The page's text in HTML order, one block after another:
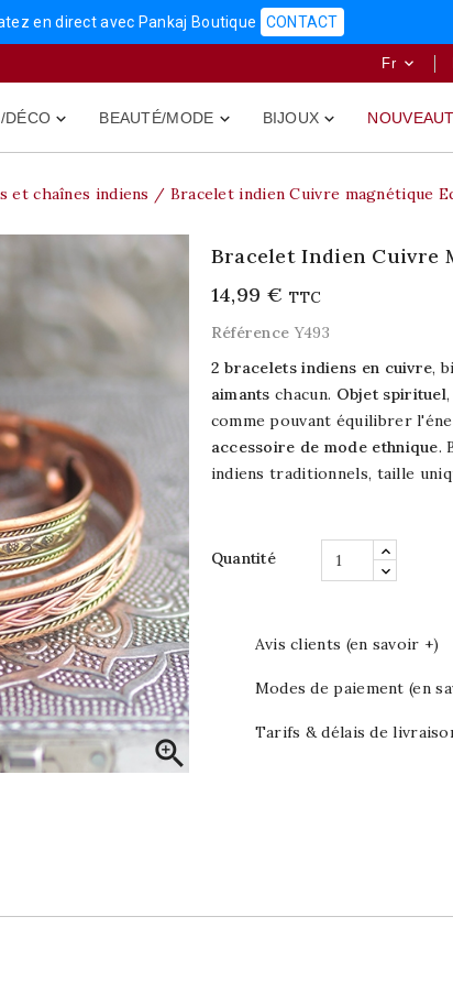
en direct avec Pankaj Boutique CONTACT
Fr 

DÉCO 
BEAUTÉ/MODE 
BIJOUX
et chaînes indiens Bracelet indien Cuivre magnétique

Bracelet Indien Cuivre
14,99 € TTC
Référence Y493
2 bracelets indiens en cuivre,
aimants chacun. Objet spirituel
comme pouvant équilibrer
accessoire de mode ethnique.
indiens traditionnels, taille
Quantité
Avis clients (en savoir +)
Modes de paiement (en
Tarifs & délais de